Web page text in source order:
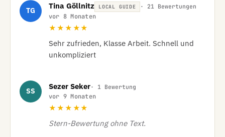
TG
Tina Göllnitz LOCAL GUIDE · 21 Bewertungen
vor 8 Monaten
★★★★★
Sehr zufrieden, Klasse Arbeit. Schnell und
unkompliziert
SS
Sezer Seker· 1 Bewertung
vor 9 Monaten
★★★★★
Stern-Bewertung ohne Text.